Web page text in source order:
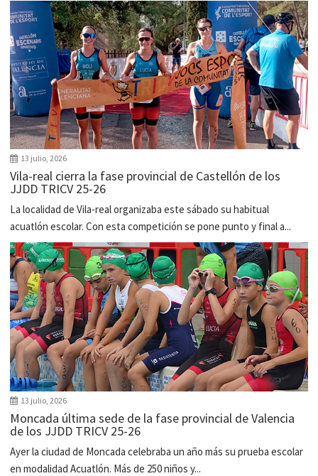
13 julio, 2026
Vila-real cierra la fase provincial de Castellón de los
JJDD TRICV 25-26
La localidad de Vila-real organizaba este sábado su habitual
acuatlón escolar. Con esta competición se pone punto y final a...
13 julio, 2026
Moncada última sede de la fase provincial de Valencia
de los JJDD TRICV 25-26
Ayer la ciudad de Moncada celebraba un año más su prueba escolar
en modalidad Acuatlón. Más de 250 niños y...